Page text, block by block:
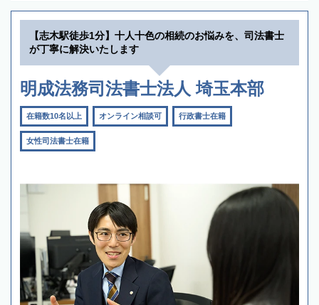
【志木駅徒歩1分】十人十色の相続のお悩みを、司法書士
が丁寧に解決いたします
明成法務司法書士法人 埼玉本部
在籍数10名以上 オンライン相談可 行政書士在籍
女性司法書士在籍